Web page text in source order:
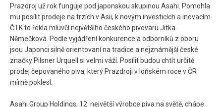
Prazdroj už rok funguje pod japonskou skupinou Asahi. Pomohla
mu posílit prodeje na trzích v Asii, k novým investicích a inovacím.
ČTK to řekla mluvčí největšího českého pivovaru Jitka
Němečková. Podle vyjádření konkurence a odborníků z oboru
jsou Japonci silně orientovaní na tradice a nejznámější české
značky Pilsner Urquell si velmi váží. Posílit budou chtít určitě
prodej čepovaného piva, který Prazdroji v loňském roce v ČR
mírně poklesl.
Asahi Group Holdings, 12. největší výrobce piva na světě, chápe